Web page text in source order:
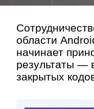
области
начинает
результаты —
закрытых
Контакт»